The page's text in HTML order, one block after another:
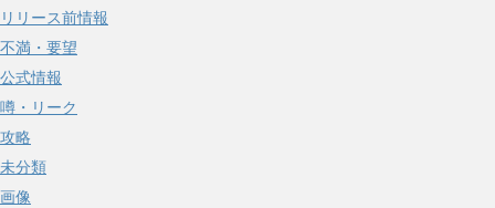
リリース前情報
不満・要望
公式情報
噂・リーク
攻略
未分類
画像